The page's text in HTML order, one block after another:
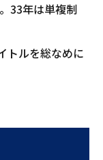
33年は単複制
トルを総なめに